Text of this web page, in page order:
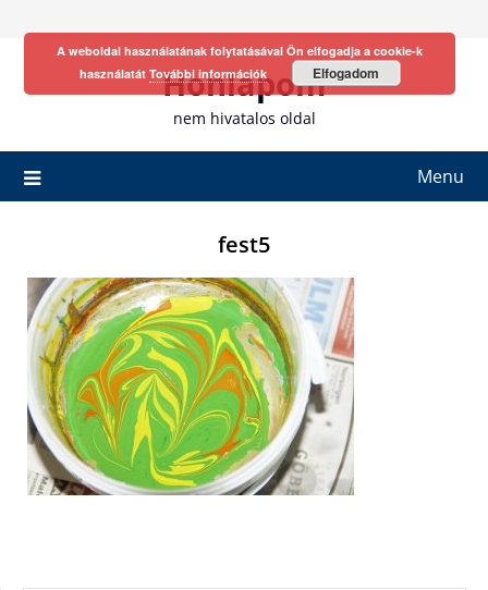
Honlapom
nem hivatalos oldal
Menu
fest5
A weboldal használatának folytatásával Ön elfogadja a cookie-k
használatát További információk Elfogadom